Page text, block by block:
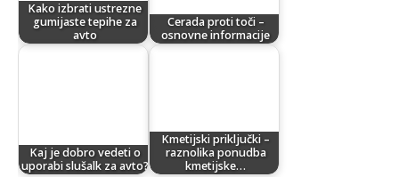
Kako izbrati ustrezne
gumijaste tepihe za
avto
Cerada proti toči –
osnovne informacije
Kaj je dobro vedeti o
uporabi slušalk za avto?
Kmetijski priključki –
raznolika ponudba
kmetijske…